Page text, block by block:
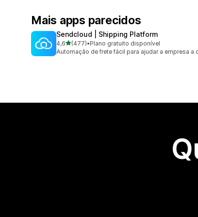
Mais apps parecidos
Sendcloud | Shipping Platform
4,6de 5 estrelas
(477)
477 avaliações ao todo
•Plano gratuito disponível
Automação de frete fácil para ajudar a empresa a